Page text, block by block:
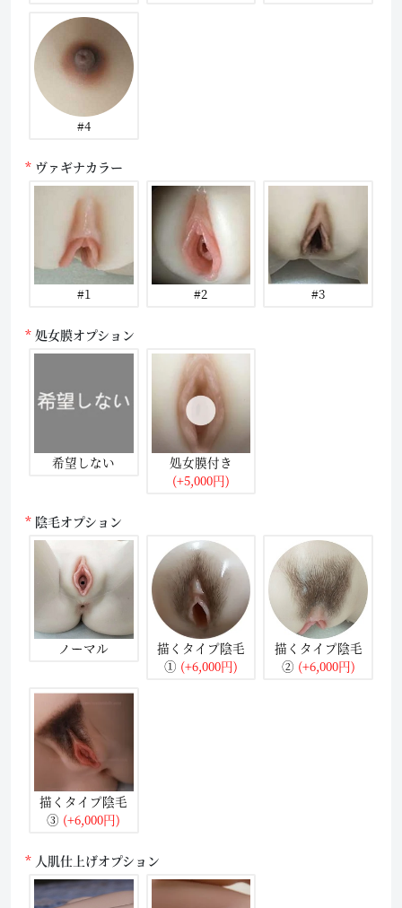
#4
ヴァギナカラー
#1 #2 #3
処女膜オプション
希望しない
処女膜付き
(+5,000円)
陰毛オプション
ノーマル
描くタイプ陰毛
① (+6,000円)
描くタイプ陰毛
② (+6,000円)
描くタイプ陰毛
③ (+6,000円)
人肌仕上げオプション